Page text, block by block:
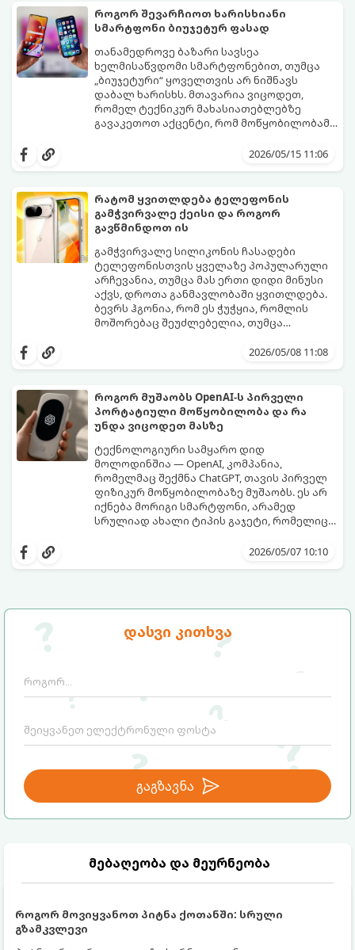
დასვი კითხვა
გაგზავნა
მებაღეობა და მეურნეობა
როგორ მოვიყვანოთ პიტნა ქოთანში: სრული
გზამკვლევი
ბიუჯეტი.
გთავაზობთ ეკონომიური მუშაობის
მთავარ ხრიკებს:
როგორ შევარჩიოთ ხარისხიანი
სმარტფონი ბიუჯეტურ ფასად
თანამედროვე ბაზარი სავსეა
ხელმისაწვდომი სმარტფონებით, თუმცა
„ბიუჯეტური“ ყოველთვის არ ნიშნავს
დაბალ ხარისხს. მთავარია ვიცოდეთ,
რომელ ტექნიკურ მახასიათებლებზე
გავაკეთოთ აქცენტი, რომ მოწყობილობამ
2026/05/15 11:06
რატომ ყვითლდება ტელეფონის
გამჭვირვალე ქეისი და როგორ
გავწმინდოთ ის
გამჭვირვალე სილიკონის ჩასადები
ტელეფონისთვის ყველაზე პოპულარული
არჩევანია, თუმცა მას ერთი დიდი მინუსი
აქვს, დროთა განმავლობაში ყვითლდება.
ბევრს ჰგონია, რომ ეს ჭუჭყია, რომლის
მოშორებაც შეუძლებელია, თუმცა
პირვანდელ სახეს დაუბრუნებს.2026/05/08 11:08
როგორ მუშაობს OpenAI-ს პირველი
პორტატიული მოწყობილობა და რა
უნდა ვიცოდეთ მასზე
ტექნოლოგიური სამყარო დიდ
მოლოდინშია — OpenAI, კომპანია,
რომელმაც შექმნა ChatGPT, თავის პირველ
ფიზიკურ მოწყობილობაზე მუშაობს. ეს არ
იქნება მორიგი სმარტფონი, არამედ
სრულიად ახალი ტიპის გაჯეტი, რომელიც
დეტალებია ცნობილი ამ მოწყობილობის
2026/05/07 10:10